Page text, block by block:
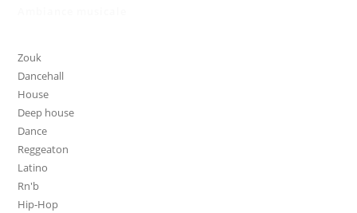
Zouk
Dancehall
House
Deep house
Dance
Reggeaton
Latino
Rn'b
Hip-Hop